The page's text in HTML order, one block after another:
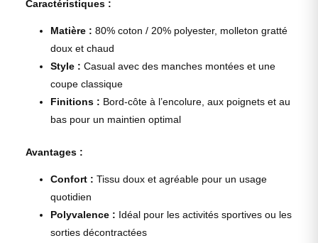
Caractéristiques :
Matière : 80% coton / 20% polyester, molleton gratté
doux et chaud
Style : Casual avec des manches montées et une
coupe classique
Finitions : Bord-côte à l’encolure, aux poignets et au
bas pour un maintien optimal
Avantages :
Confort : Tissu doux et agréable pour un usage
quotidien
Polyvalence : Idéal pour les activités sportives ou les
sorties décontractées